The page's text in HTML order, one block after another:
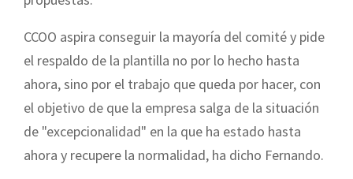
CCOO aspira conseguir la mayoría del comité y pide
el respaldo de la plantilla no por lo hecho hasta
ahora, sino por el trabajo que queda por hacer, con
el objetivo de que la empresa salga de la situación
de "excepcionalidad" en la que ha estado hasta
ahora y recupere la normalidad, ha dicho Fernando.